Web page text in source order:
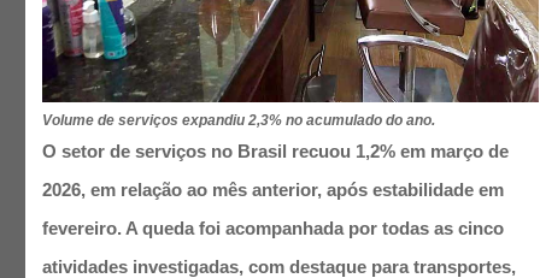
Volume de serviços expandiu 2,3% no acumulado do ano.
O setor de serviços no Brasil recuou 1,2% em março de
2026, em relação ao mês anterior, após estabilidade em
fevereiro. A queda foi acompanhada por todas as cinco
atividades investigadas, com destaque para transportes,